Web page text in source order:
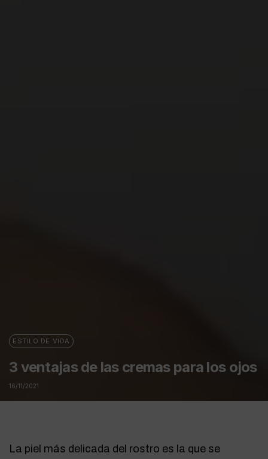
ESTILO DE VIDA
3 ventajas de las cremas para los ojos
16/11/2021
La piel más delicada del rostro es la que se